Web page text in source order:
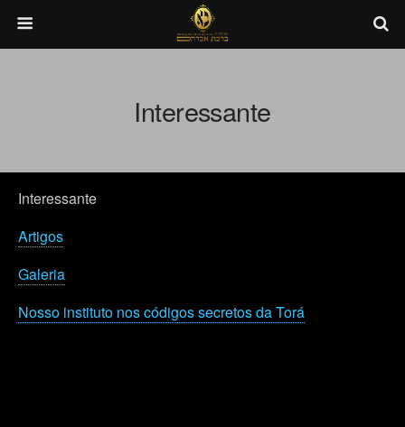
Interessante
Interessante
Artigos
Galeria
Nosso instituto nos códigos secretos da Torá